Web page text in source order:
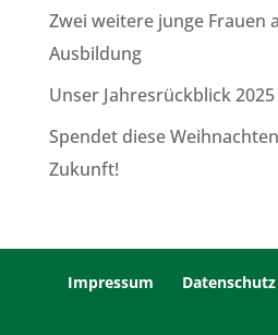
Zwei weitere junge Frauen
Ausbildung
Unser Jahresrückblick
Spendet diese
Zukunft!
Impressum Datenschutz